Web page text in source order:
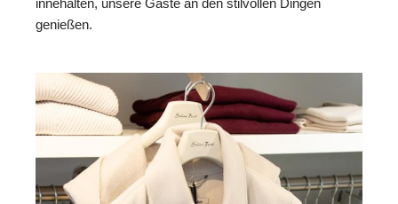
innehalten, unsere Gäste an den stilvollen Dingen
genießen.